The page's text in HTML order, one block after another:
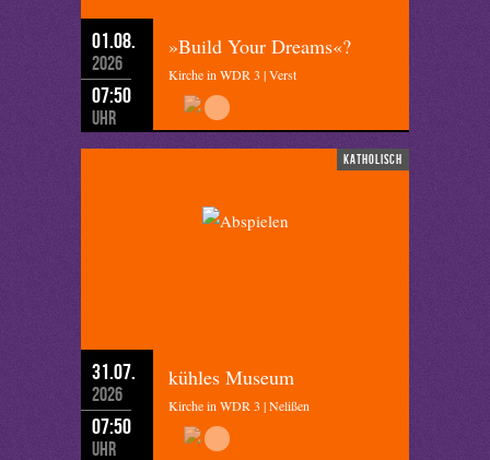
01.08.
2026
07:50
Uhr
»Build Your Dreams«?
Kirche in WDR 3 | Verst
katholisch
31.07.
2026
07:50
Uhr
kühles Museum
Kirche in WDR 3 | Nelißen